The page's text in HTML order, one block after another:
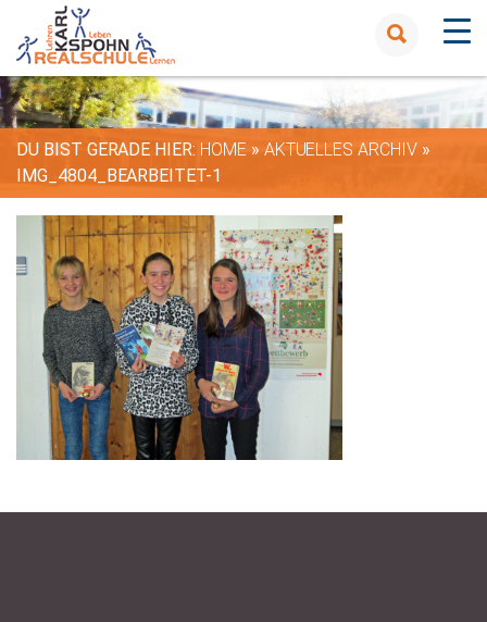
DU BIST GERADE HIER: HOME » AKTUELLES ARCHIV»
IMG_4804_BEARBEITET-1